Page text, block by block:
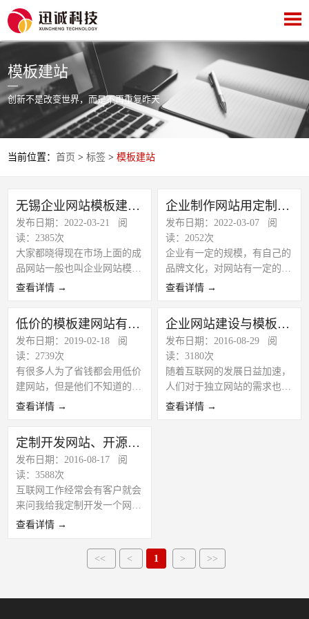
模板建站
创新不是改变世界，而是不再重复昨天
当前位置：首页 >标签 >模板建站
无锡企业网站模板建站有哪些特点
发布日期：2022-03-21 阅
读：2385次
大家都晓得现在市场上面的成
品网站一般也叫企业网站模
板，这类网站适合的人群一般
分析，市场上面还是有部分用
户选择是用网站模板搭建网
站。
查看详情 →
企业制作网站用定制与模板网站有哪些不同？
发布日期：2022-03-07 阅
读：2052次
企业有一定的规模，有自己的
品牌文化，对网站有一定的要
求，都会建设自己的网站，网
道，企业官网是每个企业必备
的一种展示公司形象的方式，
市场上面有很多做网站的公
司，今天我们就来说说制作网
站是定制的和模板网站又那些
不同之处？
查看详情 →
低价的模板建网站有哪些危害
发布日期：2019-02-18 阅
读：2739次
有很多人为了省钱都会用低价
建网站，但是他们不知道的
是，其实低价建网站的危害非
设...
查看详情 →
企业网站建设与模板建站的优劣分析
发布日期：2016-08-29 阅
读：3180次
随着互联网的发展日益加速，
人们对于独立网站的需求也越
来越大，对于中小企业和个人
查看详情 →
定制开发网站、开源网站系统和模板建站的区别?
发布日期：2016-08-17 阅
读：3588次
互联网工作经常会有客户就会
来问我给我定制开发一个网
站，然后我报了价格，然后就
人通常以为随便说几个要求就
能去定制开发了，往下看吧！
网站的企业或者个人普及一下
查看详情 →
<< < 1 > >>